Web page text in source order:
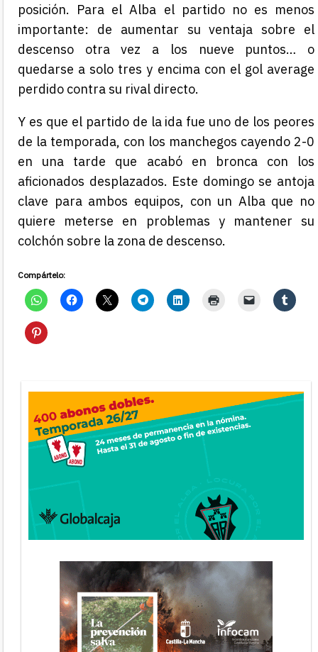
posición. Para el Alba el partido no es menos
importante: de aumentar su ventaja sobre el
descenso otra vez a los nueve puntos… o
quedarse a solo tres y encima con el gol average
perdido contra su rival directo.
Y es que el partido de la ida fue uno de los peores
de la temporada, con los manchegos cayendo 2-0
en una tarde que acabó en bronca con los
aficionados desplazados. Este domingo se antoja
clave para ambos equipos, con un Alba que no
quiere meterse en problemas y mantener su
colchón sobre la zona de descenso.
Compártelo: